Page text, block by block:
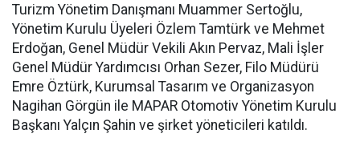
Turizm Yönetim Danışmanı Muammer Sertoğlu,
Yönetim Kurulu Üyeleri Özlem Tamtürk ve Mehmet
Erdoğan, Genel Müdür Vekili Akın Pervaz, Mali İşler
Genel Müdür Yardımcısı Orhan Sezer, Filo Müdürü
Emre Öztürk, Kurumsal Tasarım ve Organizasyon
Nagihan Görgün ile MAPAR Otomotiv Yönetim Kurulu
Başkanı Yalçın Şahin ve şirket yöneticileri katıldı.